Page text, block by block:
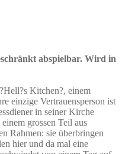
abspielbar. Wird in
Kitchen?, einem
einzige Vertrauensperson ist
in seiner Kirche
grossen Teil aus
Rahmen: sie überbringen
hier und da mal eine